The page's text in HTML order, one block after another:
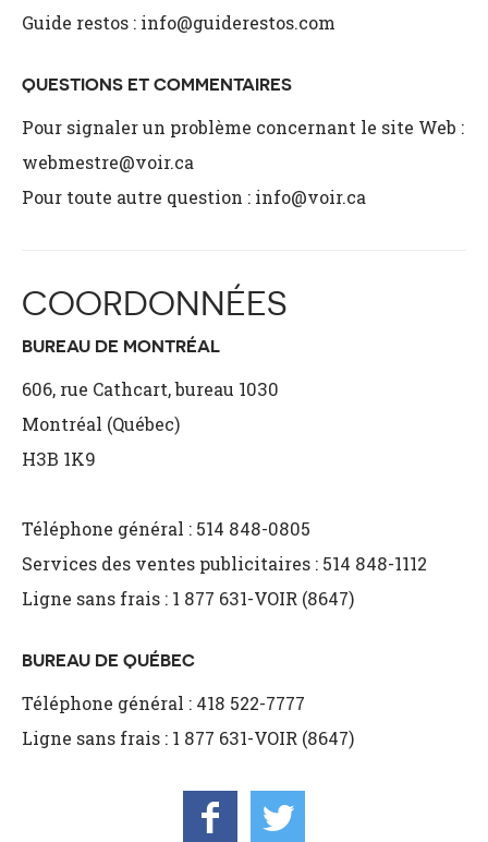
Guide restos : info@guiderestos.com
QUESTIONS ET COMMENTAIRES
Pour signaler un problème concernant le site Web :
webmestre@voir.ca
Pour toute autre question : info@voir.ca
COORDONNÉES
BUREAU DE MONTRÉAL
606, rue Cathcart, bureau 1030
Montréal (Québec)
H3B 1K9
Téléphone général : 514 848-0805
Services des ventes publicitaires : 514 848-1112
Ligne sans frais : 1 877 631-VOIR (8647)
BUREAU DE QUÉBEC
Téléphone général : 418 522-7777
Ligne sans frais : 1 877 631-VOIR (8647)